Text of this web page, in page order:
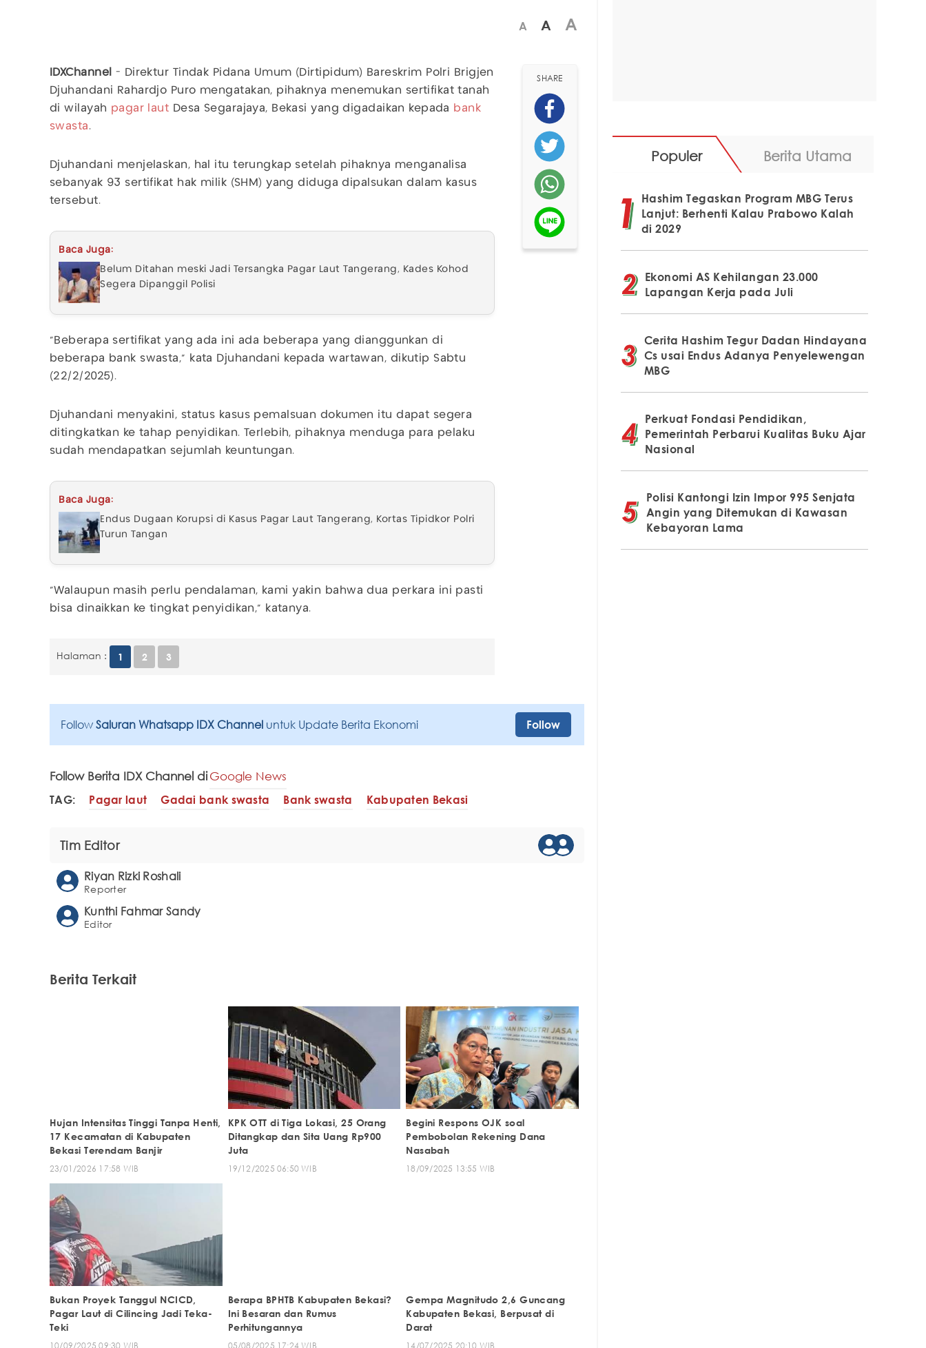
A A A
IDXChannel
- Direktur Tindak Pidana Umum (Dirtipidum) Bareskrim Polri Brigjen
Djuhandani Rahardjo Puro mengatakan, pihaknya menemukan sertifikat tanah
di wilayah pagar laut Desa Segarajaya, Bekasi yang digadaikan kepada bank
swasta .
Djuhandani menjelaskan, hal itu terungkap setelah pihaknya menganalisa
sebanyak 93 sertifikat hak milik (SHM) yang diduga dipalsukan dalam kasus
tersebut.
Baca Juga:
Belum Ditahan meski Jadi Tersangka Pagar Laut Tangerang, Kades Kohod
Segera Dipanggil Polisi
"Beberapa sertifikat yang ada ini ada beberapa yang dianggunkan di
beberapa bank swasta," kata Djuhandani kepada wartawan, dikutip Sabtu
(22/2/2025).
Djuhandani menyakini, status kasus pemalsuan dokumen itu dapat segera
ditingkatkan ke tahap penyidikan. Terlebih, pihaknya menduga para pelaku
sudah mendapatkan sejumlah keuntungan.
Baca Juga:
Endus Dugaan Korupsi di Kasus Pagar Laut Tangerang, Kortas Tipidkor Polri
Turun Tangan
"Walaupun masih perlu pendalaman, kami yakin bahwa dua perkara ini pasti
bisa dinaikkan ke tingkat penyidikan," katanya.
Halaman : 1 2 3
SHARE
Follow Saluran Whatsapp IDX Channel untuk Update Berita Ekonomi Follow
Follow Berita IDX Channel diGoogle News
TAG: Pagar laut Gadai bank swasta Bank swasta Kabupaten Bekasi
Tim Editor
Riyan Rizki Roshali
Reporter
Kunthi Fahmar Sandy
Editor
Berita Terkait
Hujan Intensitas Tinggi Tanpa Henti,
17 Kecamatan di Kabupaten
Bekasi Terendam Banjir
23/01/2026 17:58 WIB
KPK OTT di Tiga Lokasi, 25 Orang
Ditangkap dan Sita Uang Rp900
Juta
19/12/2025 06:50 WIB
Begini Respons OJK soal
Pembobolan Rekening Dana
Nasabah
18/09/2025 13:55 WIB
Bukan Proyek Tanggul NCICD,
Pagar Laut di Cilincing Jadi Teka-
Teki
10/09/2025 09:30 WIB
Berapa BPHTB Kabupaten Bekasi?
Ini Besaran dan Rumus
Perhitungannya
05/08/2025 17:24 WIB
Gempa Magnitudo 2,6 Guncang
Kabupaten Bekasi, Berpusat di
Darat
14/07/2025 20:10 WIB
Populer Berita Utama
Hashim Tegaskan Program MBG Terus
Lanjut: Berhenti Kalau Prabowo Kalah
di 2029
Ekonomi AS Kehilangan 23.000
Lapangan Kerja pada Juli
Cerita Hashim Tegur Dadan Hindayana
Cs usai Endus Adanya Penyelewengan
MBG
Perkuat Fondasi Pendidikan,
Pemerintah Perbarui Kualitas Buku Ajar
Nasional
Polisi Kantongi Izin Impor 995 Senjata
Angin yang Ditemukan di Kawasan
Kebayoran Lama